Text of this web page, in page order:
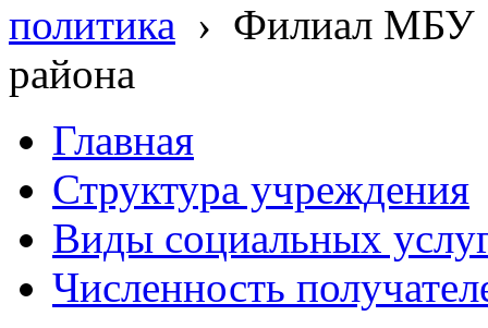
политика › Филиал МБУ
района
Главная
Структура учреждения
Виды социальных
Численность